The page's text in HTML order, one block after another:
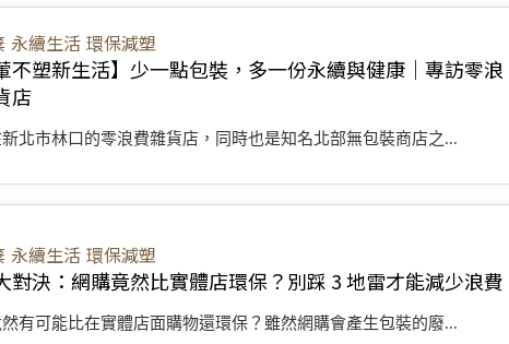
永續生活 環保減塑
不塑新生活】少一點包裝，多一份永續與健康｜專訪零浪
店
北市林口的零浪費雜貨店，同時也是知名北部無包裝商店之...
永續生活 環保減塑
對決：網購竟然比實體店環保？別踩 3 地雷才能減少浪費
有可能比在實體店面購物還環保？雖然網購會產生包裝的廢...